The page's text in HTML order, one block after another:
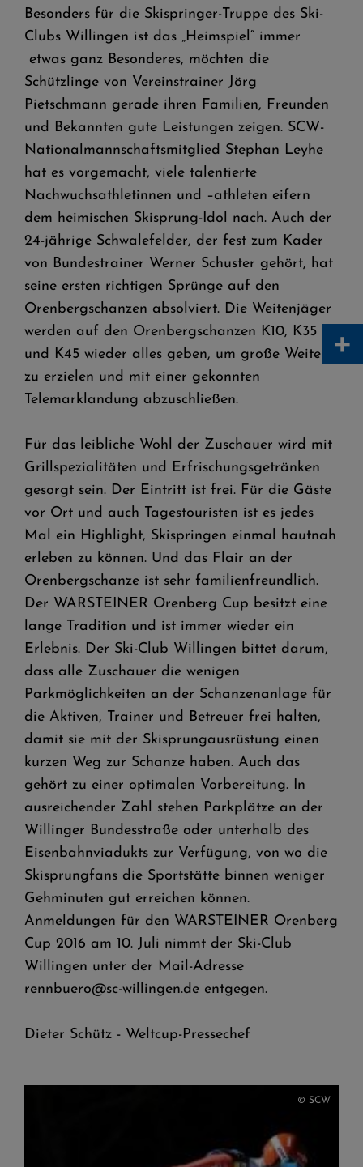
Besonders für die Skispringer-Truppe des Ski-
Clubs Willingen ist das „Heimspiel“ immer
etwas ganz Besonderes, möchten die
Schützlinge von Vereinstrainer Jörg
Pietschmann gerade ihren Familien, Freunden
und Bekannten gute Leistungen zeigen. SCW-
Nationalmannschaftsmitglied Stephan Leyhe
hat es vorgemacht, viele talentierte
Nachwuchsathletinnen und –athleten eifern
dem heimischen Skisprung-Idol nach. Auch der
24-jährige Schwalefelder, der fest zum Kader
von Bundestrainer Werner Schuster gehört, hat
seine ersten richtigen Sprünge auf den
Orenbergschanzen absolviert. Die Weitenjäger
werden auf den Orenbergschanzen K10, K35
und K45 wieder alles geben, um große Weiten
zu erzielen und mit einer gekonnten
Telemarklandung abzuschließen.
Für das leibliche Wohl der Zuschauer wird mit
Grillspezialitäten und Erfrischungsgetränken
gesorgt sein. Der Eintritt ist frei. Für die Gäste
vor Ort und auch Tagestouristen ist es jedes
Mal ein Highlight, Skispringen einmal hautnah
erleben zu können. Und das Flair an der
Orenbergschanze ist sehr familienfreundlich.
Der WARSTEINER Orenberg Cup besitzt eine
lange Tradition und ist immer wieder ein
Erlebnis. Der Ski-Club Willingen bittet darum,
dass alle Zuschauer die wenigen
Parkmöglichkeiten an der Schanzenanlage für
die Aktiven, Trainer und Betreuer frei halten,
damit sie mit der Skisprungausrüstung einen
kurzen Weg zur Schanze haben. Auch das
gehört zu einer optimalen Vorbereitung. In
ausreichender Zahl stehen Parkplätze an der
Willinger Bundesstraße oder unterhalb des
Eisenbahnviadukts zur Verfügung, von wo die
Skisprungfans die Sportstätte binnen weniger
Gehminuten gut erreichen können.
Anmeldungen für den WARSTEINER Orenberg
Cup 2016 am 10. Juli nimmt der Ski-Club
Willingen unter der Mail-Adresse
rennbuero@sc-willingen.de entgegen.
Dieter Schütz - Weltcup-Pressechef
© SCW
+